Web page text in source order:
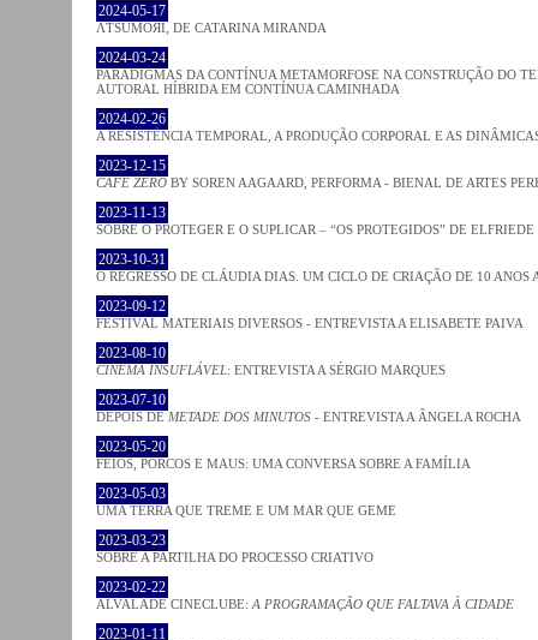
2024-05-17
ΛƬSUMOЯI, DE CATARINA MIRANDA
2024-03-24
PARADIGMAS DA CONTÍNUA METAMORFOSE NA CONSTRUÇÃO DO
AUTORAL HÍBRIDA EM CONTÍNUA CAMINHADA
2024-02-26
A RESISTÊNCIA TEMPORAL, A PRODUÇÃO CORPORAL E AS
2023-12-15
CAFE ZERO BY SOREN AAGAARD, PERFORMA - BIENAL DE ARTES
2023-11-13
SOBRE O PROTEGER E O SUPLICAR – “OS PROTEGIDOS” DE
2023-10-31
O REGRESSO DE CLÁUDIA DIAS. UM CICLO DE CRIAÇÃO DE 10
2023-09-12
FESTIVAL MATERIAIS DIVERSOS - ENTREVISTA A ELISABETE PAIVA
2023-08-10
CINEMA INSUFLÁVEL: ENTREVISTA A SÉRGIO MARQUES
2023-07-10
DEPOIS DE METADE DOS MINUTOS - ENTREVISTA A ÂNGELA ROCHA
2023-05-20
FEIOS, PORCOS E MAUS: UMA CONVERSA SOBRE A FAMÍLIA
2023-05-03
UMA TERRA QUE TREME E UM MAR QUE GEME
2023-03-23
SOBRE A PARTILHA DO PROCESSO CRIATIVO
2023-02-22
ALVALADE CINECLUBE: A PROGRAMAÇÃO QUE FALTAVA À CIDADE
2023-01-11